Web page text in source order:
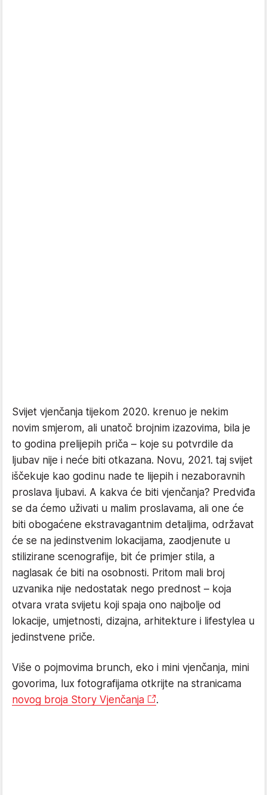
Svijet vjenčanja tijekom 2020. krenuo je nekim
novim smjerom, ali unatoč brojnim izazovima, bila je
to godina prelijepih priča – koje su potvrdile da
ljubav nije i neće biti otkazana. Novu, 2021. taj svijet
iščekuje kao godinu nade te lijepih i nezaboravnih
proslava ljubavi. A kakva će biti vjenčanja? Predviđa
se da ćemo uživati u malim proslavama, ali one će
biti obogaćene ekstravagantnim detaljima, održavat
će se na jedinstvenim lokacijama, zaodjenute u
stilizirane scenografije, bit će primjer stila, a
naglasak će biti na osobnosti. Pritom mali broj
uzvanika nije nedostatak nego prednost – koja
otvara vrata svijetu koji spaja ono najbolje od
lokacije, umjetnosti, dizajna, arhitekture i lifestylea u
jedinstvene priče.
Više o pojmovima brunch, eko i mini vjenčanja, mini
govorima, lux fotografijama otkrijte na stranicama
novog broja Story Vjenčanja
.